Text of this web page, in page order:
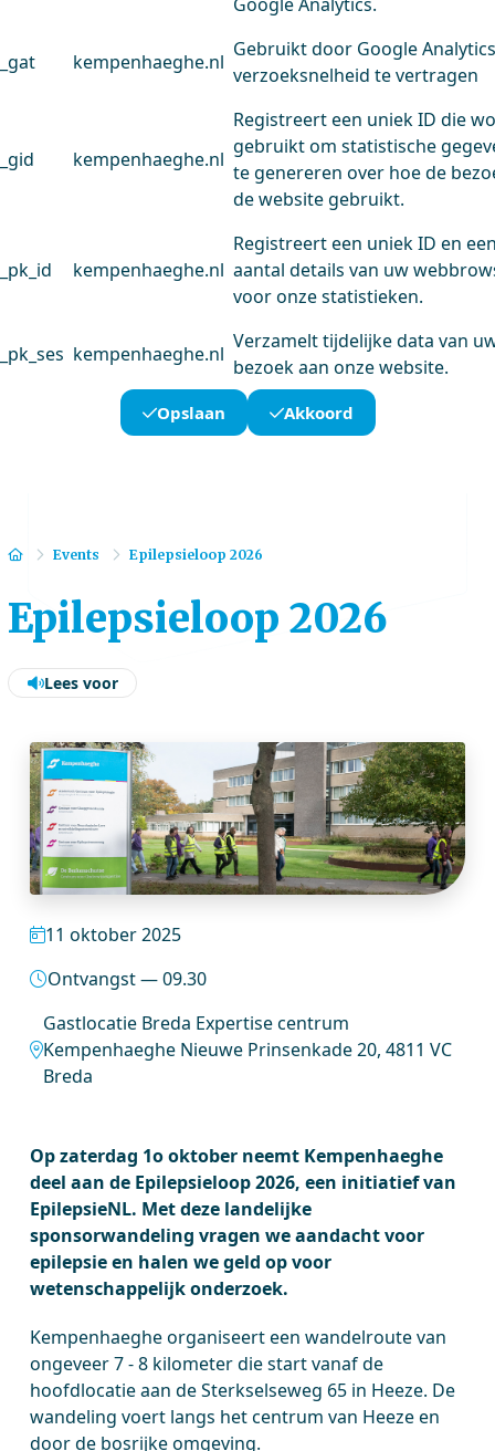
_gat kempenhaeghe.nl
Gebruikt door Google
verzoeksnelheid te vertragen
_gid kempenhaeghe.nl
Registreert een uniek ID die
gebruikt om statistische
te genereren over hoe de
de website gebruikt.
_pk_id kempenhaeghe.nl
Registreert een uniek ID en
aantal details van uw
voor onze statistieken.
_pk_ses kempenhaeghe.nl
Verzamelt tijdelijke data van
bezoek aan onze website.
Opslaan Akkoord
HomeEvents Epilepsieloop 2026
Epilepsieloop 2026
Lees voor
11 oktober 2025
Ontvangst — 09.30
Gastlocatie Breda Expertise centrum
Kempenhaeghe Nieuwe Prinsenkade 20, 4811 VC
Breda
Op zaterdag 1o oktober neemt Kempenhaeghe
deel aan de Epilepsieloop 2026, een initiatief van
EpilepsieNL. Met deze landelijke
sponsorwandeling vragen we aandacht voor
epilepsie en halen we geld op voor
wetenschappelijk onderzoek.
Kempenhaeghe organiseert een wandelroute van
ongeveer 7 - 8 kilometer die start vanaf de
hoofdlocatie aan de Sterkselseweg 65 in Heeze. De
wandeling voert langs het centrum van Heeze en
door de bosrijke omgeving.